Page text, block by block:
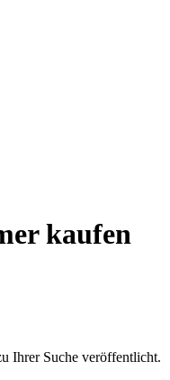
kaufen
Ihrer Suche veröffentlicht.